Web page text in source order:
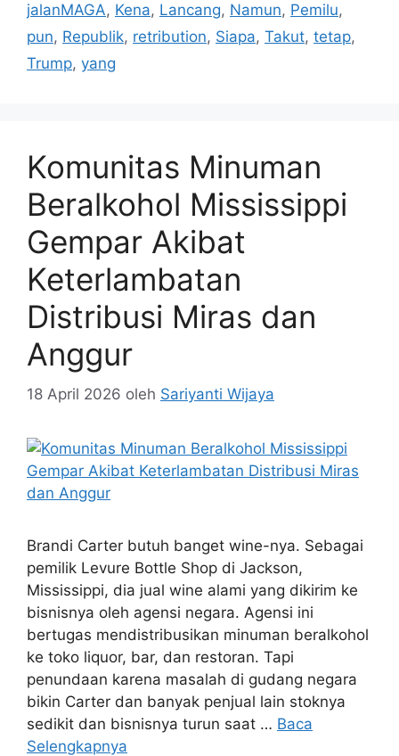
jalanMAGA, Kena, Lancang, Namun, Pemilu,
pun, Republik, retribution, Siapa, Takut, tetap,
Trump, yang
Komunitas Minuman
Beralkohol Mississippi
Gempar Akibat
Keterlambatan
Distribusi Miras dan
Anggur
18 April 2026 oleh Sariyanti Wijaya
Brandi Carter butuh banget wine-nya. Sebagai
pemilik Levure Bottle Shop di Jackson,
Mississippi, dia jual wine alami yang dikirim ke
bisnisnya oleh agensi negara. Agensi ini
bertugas mendistribusikan minuman beralkohol
ke toko liquor, bar, dan restoran. Tapi
penundaan karena masalah di gudang negara
bikin Carter dan banyak penjual lain stoknya
sedikit dan bisnisnya turun saat … Baca
Selengkapnya